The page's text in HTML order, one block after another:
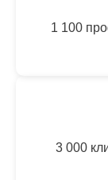
1 100
3 000